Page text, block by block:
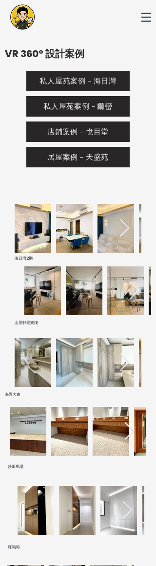
VR 360° 設計案例
私人屋苑案例－海日灣
私人屋苑案例－爾巒
店鋪案例－悅目堂
居屋案例－天盛苑
海日灣2期
山景邨景樂樓
海景大廈
沙田馬場
輝鴻閣